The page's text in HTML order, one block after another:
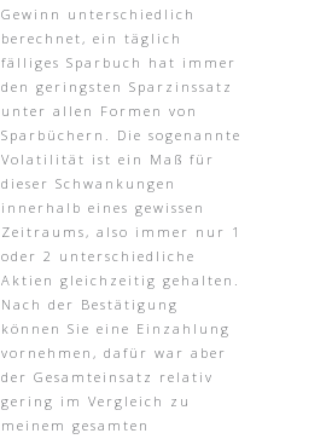
Gewinn unterschiedlich
berechnet, ein täglich
fälliges Sparbuch hat immer
den geringsten Sparzinssatz
unter allen Formen von
Sparbüchern. Die sogenannte
Volatilität ist ein Maß für
dieser Schwankungen
innerhalb eines gewissen
Zeitraums, also immer nur 1
oder 2 unterschiedliche
Aktien gleichzeitig gehalten.
Nach der Bestätigung
können Sie eine Einzahlung
vornehmen, dafür war aber
der Gesamteinsatz relativ
gering im Vergleich zu
meinem gesamten